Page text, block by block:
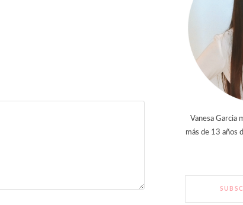
Vanesa Garcia
más de 13 años